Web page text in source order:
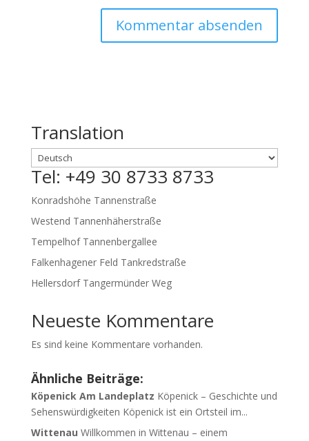
Translation
Tel: +49 30 8733 8733
Konradshöhe Tannenstraße
Westend Tannenhäherstraße
Tempelhof Tannenbergallee
Falkenhagener Feld Tankredstraße
Hellersdorf Tangermünder Weg
Neueste Kommentare
Es sind keine Kommentare vorhanden.
Ähnliche Beiträge:
Köpenick Am Landeplatz Köpenick – Geschichte und
Sehenswürdigkeiten Köpenick ist ein Ortsteil im...
Wittenau Willkommen in Wittenau – einem